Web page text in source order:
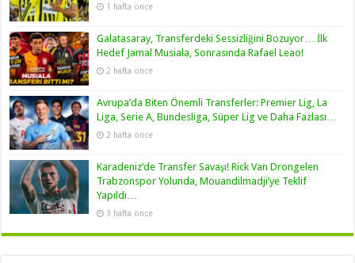
1 hafta önce
Galatasaray, Transferdeki Sessizliğini Bozuyor… İlk
Hedef Jamal Musiala, Sonrasında Rafael Leao!
2 hafta önce
Avrupa’da Biten Önemli Transferler: Premier Lig, La
Liga, Serie A, Bundesliga, Süper Lig ve Daha Fazlası…
2 hafta önce
Karadeniz’de Transfer Savaşı! Rick Van Drongelen
Trabzonspor Yolunda, Mouandilmadji’ye Teklif
Yapıldı…
3 hafta önce